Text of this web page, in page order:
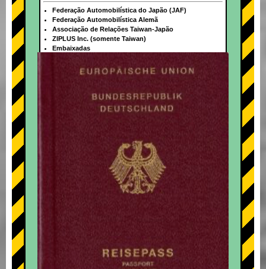
+
Federação Automobilística do Japão (JAF)
Federação Automobilística Alemã
Associação de Relações Taiwan-Japão
ZIPLUS Inc. (somente Taiwan)
Embaixadas